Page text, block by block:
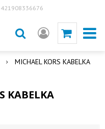
MICHAEL KORS KABELKA
KABELKA